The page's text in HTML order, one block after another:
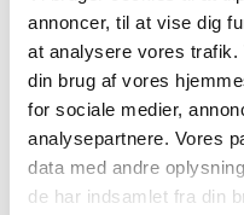
annoncer, til at vise dig
at analysere vores trafik.
din brug af vores
for sociale medier,
analysepartnere. Vores
data med andre
de har indsamlet fra din